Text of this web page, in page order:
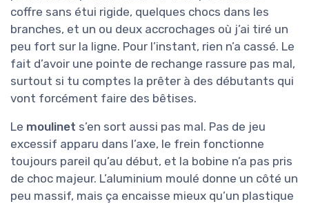
coffre sans étui rigide, quelques chocs dans les
branches, et un ou deux accrochages où j’ai tiré un
peu fort sur la ligne. Pour l’instant, rien n’a cassé. Le
fait d’avoir une pointe de rechange rassure pas mal,
surtout si tu comptes la prêter à des débutants qui
vont forcément faire des bêtises.
Le moulinet s’en sort aussi pas mal. Pas de jeu
excessif apparu dans l’axe, le frein fonctionne
toujours pareil qu’au début, et la bobine n’a pas pris
de choc majeur. L’aluminium moulé donne un côté un
peu massif, mais ça encaisse mieux qu’un plastique